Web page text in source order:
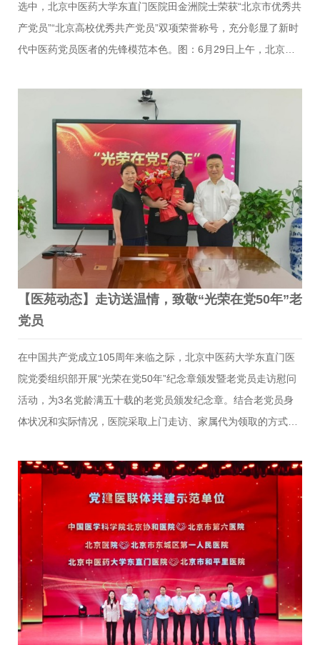
选中，北京中医药大学东直门医院田金洲院士荣获“北京市优秀共
产党员”“北京高校优秀共产党员”双项荣誉称号，充分彰显了新时
代中医药党员医者的先锋模范本色。图：6月29日上午，北京市
员、优秀党务工作者和先进基层党组织。图：6月26日上午，中
共北京市委教育工作委员会隆重召开北京高校庆祝中国共产党成
立105周年表彰大会，对北京高校先进基层党组织、优秀共产党
员和优秀党务工作者进行表彰。作为一名老党员、老专家，田金
洲院士始终坚守共产党人的信仰底色，恪守“人民至上、生命至
上”理念，以济世为民为初心，深耕中医药领域数十载。他师承国
医大师，远赴海外精进学识，博采中西之长、潜心钻研医术，
归…
【医苑动态】走访送温情，致敬“光荣在党50年”老
党员
在中国共产党成立105周年来临之际，北京中医药大学东直门医
院党委组织部开展“光荣在党50年”纪念章颁发暨老党员走访慰问
活动，为3名党龄满五十载的老党员颁发纪念章。结合老党员身
体状况和实际情况，医院采取上门走访、家属代为领取的方式，
李文委托家属来院领取纪念章。党委书记刘金民、离退休处处长
康雷与家属亲切交流，细致询问老同志近况，嘱托家属代为传递
组织关怀，叮嘱老人安心休养、保重身体。并向家属送上纪念章
与鲜花，高度赞扬李文同志数十年坚守医者初心、扎根医院履职
奉献的赤诚担当，送上建党105周年美好祝愿。家属由衷感谢党
组织始终记挂老同志，表示会及时将这份荣光与关怀送到老人身
边。党委副书记刘子旺带队，党委组织部、离退休处相关工作人
员一同上…